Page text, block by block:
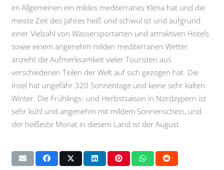
im Allgemeinen ein mildes mediterranes Klima hat und die
meiste Zeit des Jahres heiß und schwül ist und aufgrund
einer Vielzahl von Wassersportarten und attraktiven Hotels
sowie einem angenehm milden mediterranen Wetter
anzieht die Aufmerksamkeit vieler Touristen aus
verschiedenen Teilen der Welt auf sich gezogen hat. Die
Insel hat ungefähr 320 Sonnentage und keine sehr kalten
Winter. Die Frühlings- und Herbstsaison in Nordzypern ist
sehr kühl und angenehm mit mildem Sonnenschein, und
der heißeste Monat in diesem Land ist der August.